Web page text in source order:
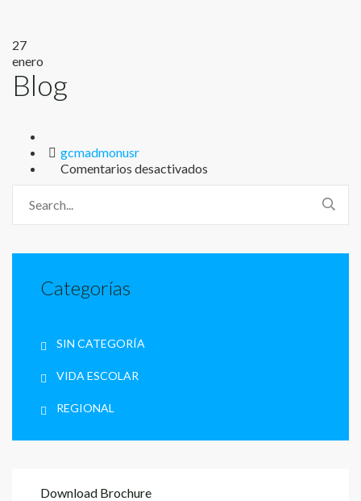
27
enero
Blog
Author
gcmadmonusr
Comentarios desactivados
Blog
Categorías
SIN CATEGORÍA
VIDA ESCOLAR
REGIONAL
Download Brochure